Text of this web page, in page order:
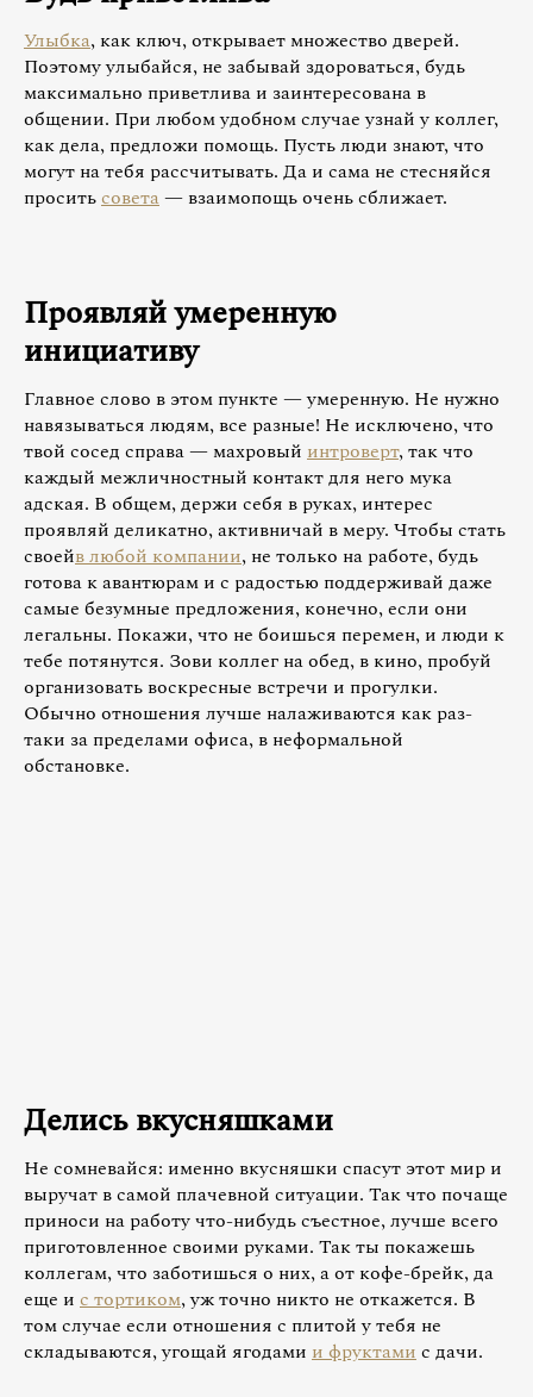
Улыбка, как ключ, открывает множество дверей.
Поэтому улыбайся, не забывай здороваться, будь
максимально приветлива и заинтересована в
общении. При любом удобном случае узнай у коллег,
как дела, предложи помощь. Пусть люди знают, что
могут на тебя рассчитывать. Да и сама не стесняйся
проситьсовета— взаимопощь очень сближает.
Проявляй умеренную
инициативу
Главное слово в этом пункте — умеренную. Не нужно
навязываться людям, все разные! Не исключено, что
твой сосед справа — махровый интроверт, так что
каждый межличностный контакт для него мука
адская. В общем, держи себя в руках, интерес
проявляй деликатно, активничай в меру. Чтобы стать
своейв любой компании, не только на работе, будь
готова к авантюрам и с радостью поддерживай даже
самые безумные предложения, конечно, если они
легальны. Покажи, что не боишься перемен, и люди к
тебе потянутся. Зови коллег на обед, в кино, пробуй
организовать воскресные встречи и прогулки.
Обычно отношения лучше налаживаются как раз-
таки за пределами офиса, в неформальной
обстановке.
Делись вкусняшками
Не сомневайся: именно вкусняшки спасут этот мир и
выручат в самой плачевной ситуации. Так что почаще
приноси на работу что-нибудь съестное, лучше всего
приготовленное своими руками. Так ты покажешь
коллегам, что заботишься о них, а от кофе-брейк, да
еще и с тортиком, уж точно никто не откажется. В
том случае если отношения с плитой у тебя не
складываются, угощай ягодами и фруктамис дачи.